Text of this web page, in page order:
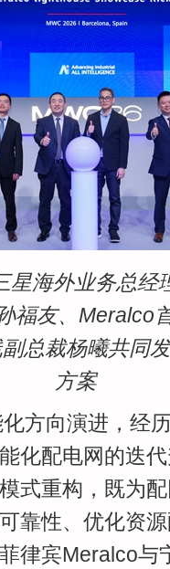
星海外业务总
福友、Meralco
总裁杨曦共同
方案
方向演进，经
化配电网的迭
式重构，既为
靠性、优化资
律宾Meralco与